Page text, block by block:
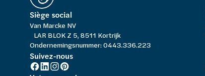
Siège social
Van Marcke NV
LAR BLOK Z 5, 8511 Kortrijk
Ondernemingsnummer: 0443.336.223
Suivez-nous